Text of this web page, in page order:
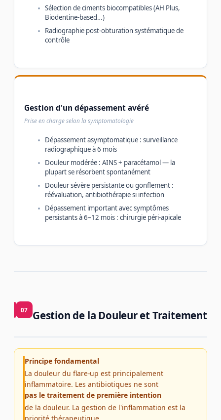
Sélection de ciments biocompatibles (AH Plus,
Biodentine-based…)
Radiographie post-obturation systématique de
contrôle
Gestion d'un dépassement avéré
Prise en charge selon la symptomatologie
Dépassement asymptomatique : surveillance
radiographique à 6 mois
Douleur modérée : AINS + paracétamol — la
plupart se résorbent spontanément
Douleur sévère persistante ou gonflement :
réévaluation, antibiothérapie si infection
Dépassement important avec symptômes
persistants à 6–12 mois : chirurgie péri-apicale
07 Gestion de la Douleur et Traitement
Principe fondamental
La douleur du flare-up est principalement
inflammatoire. Les antibiotiques ne sont
pas le traitement de première intention
de la douleur. La gestion de l'inflammation est la